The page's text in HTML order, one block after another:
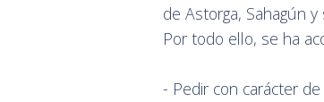
de Astorga, Sahagún
Por todo ello, se ha
- Pedir con carácter